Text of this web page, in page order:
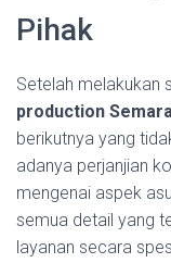
Pihak
Setelah melakukan
production
berikutnya yang
adanya perjanjian
mengenai aspek
semua detail yang
layanan secara